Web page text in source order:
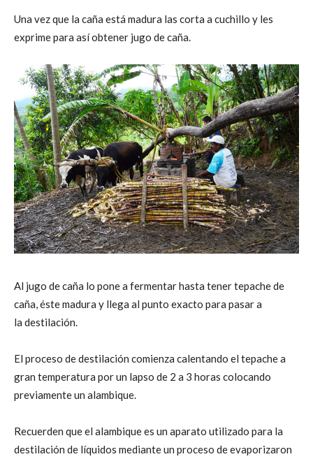
Una vez que la caña está madura las corta a cuchillo y les
exprime para así obtener jugo de caña.
Al jugo de caña lo pone a fermentar hasta tener tepache de
caña, éste madura y llega al punto exacto para pasar a
la destilación.
El proceso de destilación comienza calentando el tepache a
gran temperatura por un lapso de 2 a 3 horas colocando
previamente un alambique.
Recuerden que el alambique es un aparato utilizado para la
destilación de líquidos mediante un proceso de evaporizaron